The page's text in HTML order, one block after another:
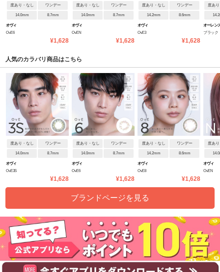
度あり・なし ワンデー
14.0mm 8.7mm
オヴィ
OvE6
¥1,628
度あり・なし ワンデー
14.0mm 8.7mm
オヴィ
OvEN
¥1,628
度あり・なし ワンデー
14.2mm 8.6mm
オヴィ
OvE3
¥1,628
度あ
オーレン
ブラック
人気のカラバリ商品はこちら
度あり・なし ワンデー
14.0mm 8.7mm
オヴィ
OvE3S
¥1,628
度あり・なし ワンデー
14.0mm 8.7mm
オヴィ
OvE6
¥1,628
度あり・なし ワンデー
14.2mm 8.6mm
オヴィ
OvE8
¥1,628
度あ
オヴィ
OvEN
ブランドページを見る